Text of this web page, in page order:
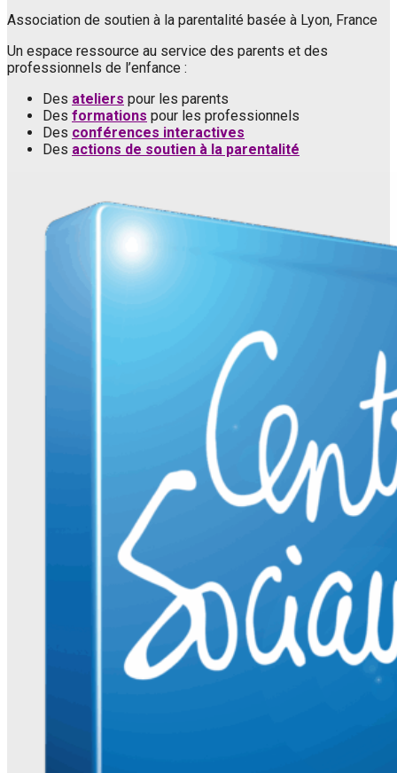
Association de soutien à la parentalité basée à Lyon, France
Un espace ressource au service des parents et des
professionnels de l’enfance :
Des ateliers pour les parents
Des formations pour les professionnels
Des conférences interactives
Des actions de soutien à la parentalité